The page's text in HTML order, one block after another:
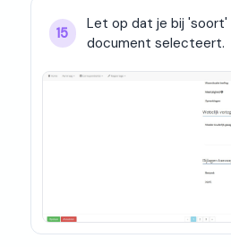
15
Let op dat je bij
document selecteert.